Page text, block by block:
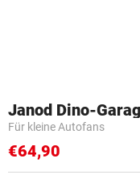
Janod Dino-
Für kleine Autofans
€64,90